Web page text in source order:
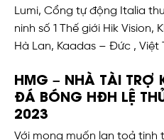
Lumi, Cổng tự động Italia
ninh số 1 Thế giới Hik Vision,
Hà Lan, Kaadas – Đức , Việt
HMG – NHÀ TÀI TRỢ
ĐÁ BÓNG HĐH LỆ
2023
Với mong muốn lan toả tinh